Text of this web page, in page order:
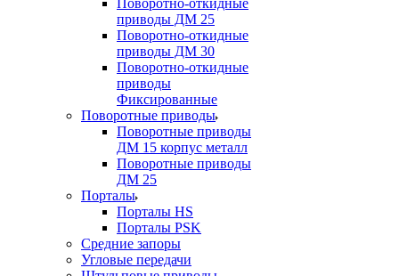
Поворотно-откидные
приводы ДМ 25
Поворотно-откидные
приводы ДМ 30
Поворотно-откидные
приводы
Фиксированные
Поворотные приводы
Поворотные приводы
ДМ 15 корпус металл
Поворотные приводы
ДМ 25
Порталы
Порталы HS
Порталы PSK
Средние запоры
Угловые передачи